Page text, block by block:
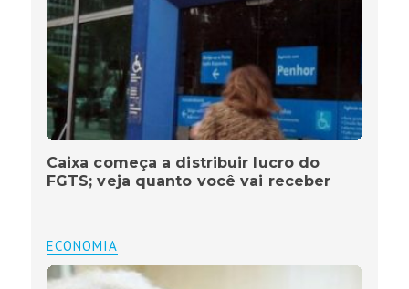
Caixa começa a distribuir lucro do
FGTS; veja quanto você vai receber
ECONOMIA